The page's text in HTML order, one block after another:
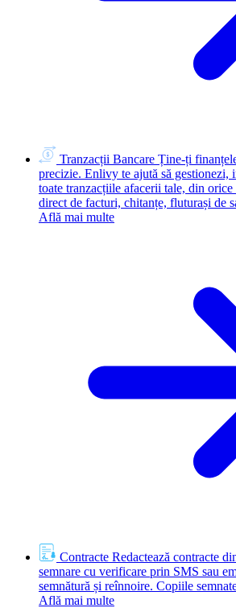
Tranzacții Bancare Ține-ți
precizie. Enlivy te ajută să gestionezi,
toate tranzacțiile afacerii tale, din
direct de facturi, chitanțe, fluturași de
Află mai multe
Contracte Redactează contracte
semnare cu verificare prin SMS sau
semnătură și reînnoire. Copiile
Află mai multe